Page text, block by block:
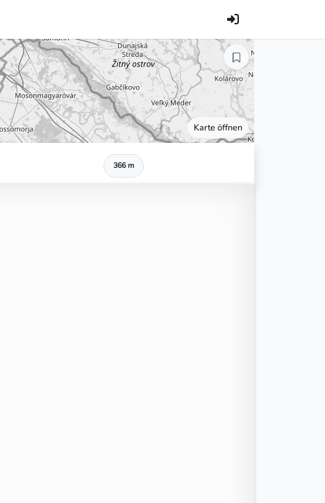
Karte öffnen
366 m